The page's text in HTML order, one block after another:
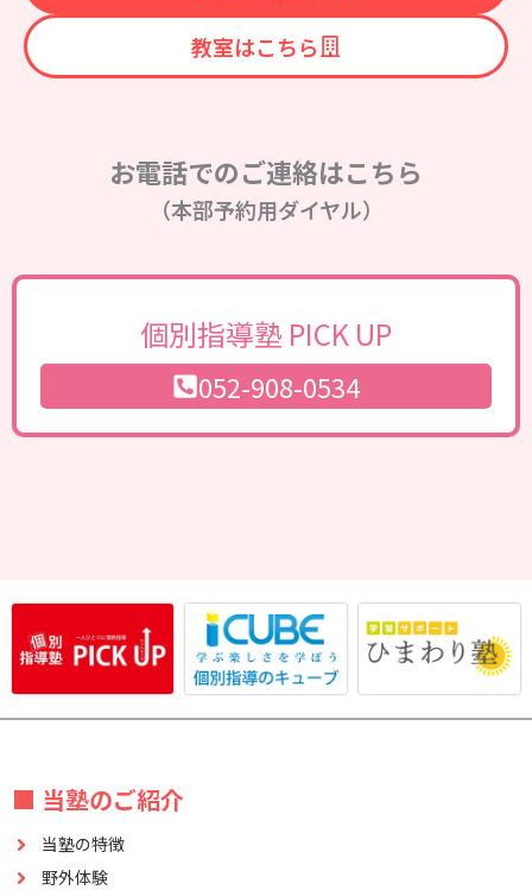
教室はこちら
お電話でのご連絡はこちら
（本部予約用ダイヤル）
個別指導塾 PICK UP
052-908-0534
■ 当塾のご紹介
当塾の特徴
野外体験